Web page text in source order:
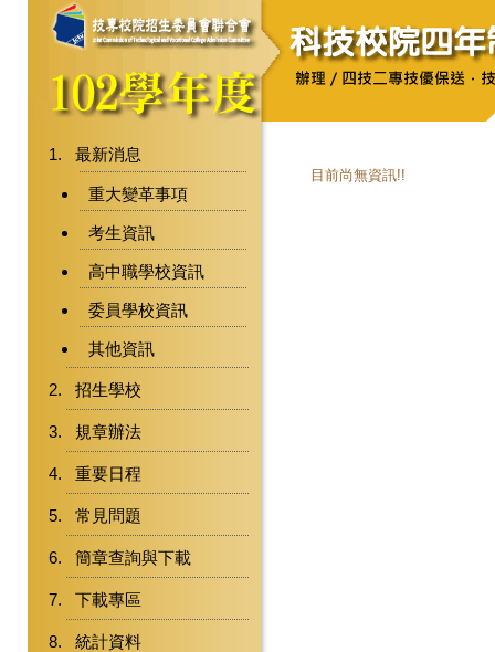
最新消息
重大變革事項
考生資訊
高中職學校資訊
委員學校資訊
其他資訊
招生學校
規章辦法
重要日程
常見問題
簡章查詢與下載
下載專區
統計資料
目前尚無資訊!!